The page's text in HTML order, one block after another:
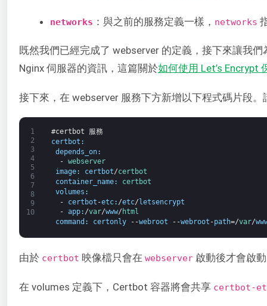
networks ：與之前的服務定義一樣， networks
既然我們已經完成了 webserver 的定義，接下來讓我
Nginx 伺服器的資訊，這篇關於如何使用 Let’s Encrypt
接下來，在 webserver 服務下方新增以下程式碼片段
1
2
3
4
5
6
7
8
9
10
#certbot 服務
certbot :
depends_on:
- webserver
image: certbot/certbot
container_name:
certbot
volumes :
-
certbot -etc: /etc/letsencrypt
- app: /var/www/ html
command : certonly --webroot --webroot -path=/var/
由於 certbot 映像檔只會在 webserver 啟動後才會啟
在 volumes 定義下，Certbot 容器將會共享 certbot-